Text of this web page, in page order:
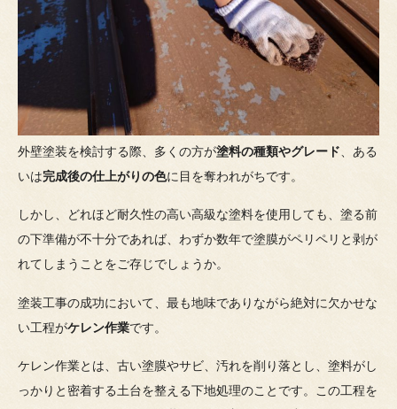
外壁塗装を検討する際、多くの方が塗料の種類やグレード 、ある
いは完成後の仕上がりの色に目を奪われがちです。
しかし、どれほど耐久性の高い高級な塗料を使用しても、塗る前
の下準備が不十分であれば、わずか数年で塗膜がペリペリと剥が
れてしまうことをご存じでしょうか。
塗装工事の成功において、最も地味でありながら絶対に欠かせな
い工程がケレン作業です。
ケレン作業とは、古い塗膜やサビ、汚れを削り落とし、塗料がし
っかりと密着する土台を整える下地処理のことです。この工程を